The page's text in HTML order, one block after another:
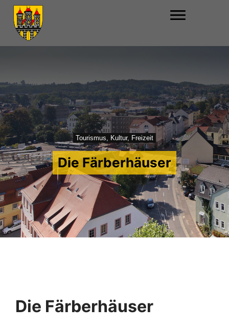
Tourismus, Kultur, Freizeit
Die Färberhäuser
Die Färberhäuser